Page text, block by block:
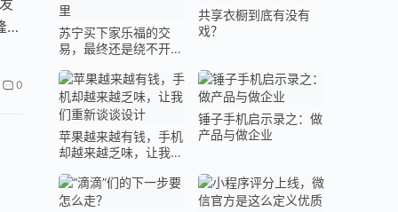
0
苏宁买下家乐福的交
易，最终还是绕不开阿
共享衣橱到底有没有
戏？
苹果越来越有钱，手机
却越来越乏味，让我们
锤子手机启示录之：做
产品与做企业